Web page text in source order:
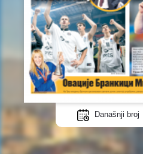
Današnji broj